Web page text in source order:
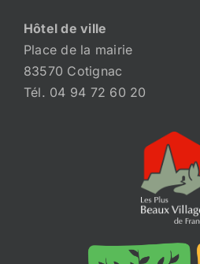
Hôtel de ville
Place de la mairie
83570 Cotignac
Tél. 04 94 72 60 20